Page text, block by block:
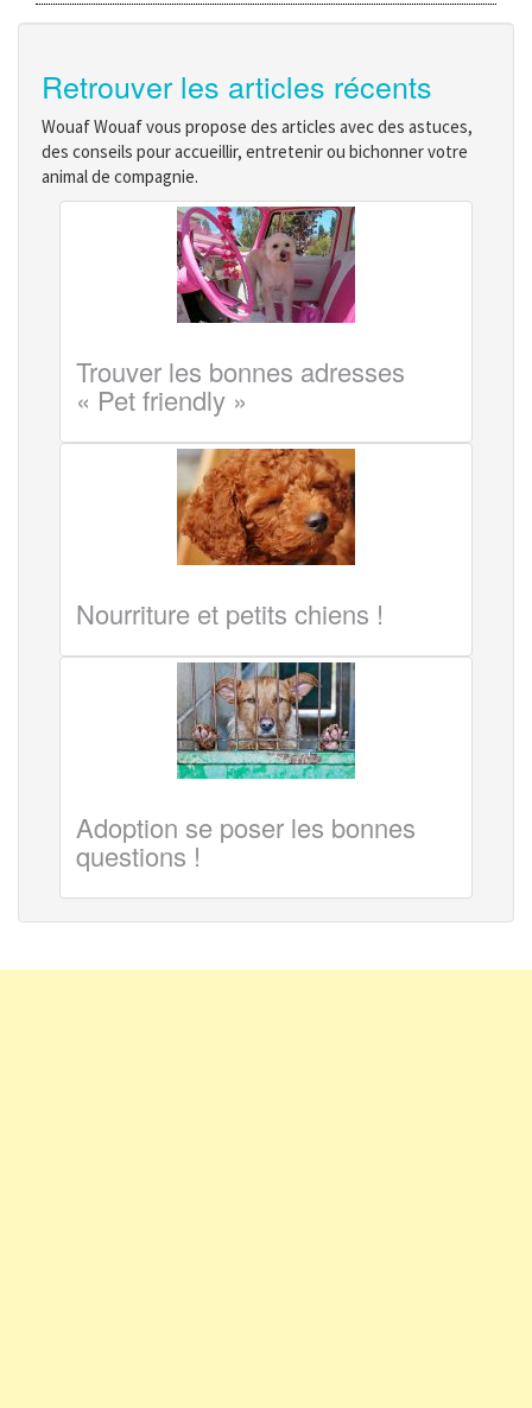
Retrouver les articles récents
Wouaf Wouaf vous propose des articles avec des astuces,
des conseils pour accueillir, entretenir ou bichonner votre
animal de compagnie.
Trouver les bonnes adresses
« Pet friendly »
Nourriture et petits chiens !
Adoption se poser les bonnes
questions !